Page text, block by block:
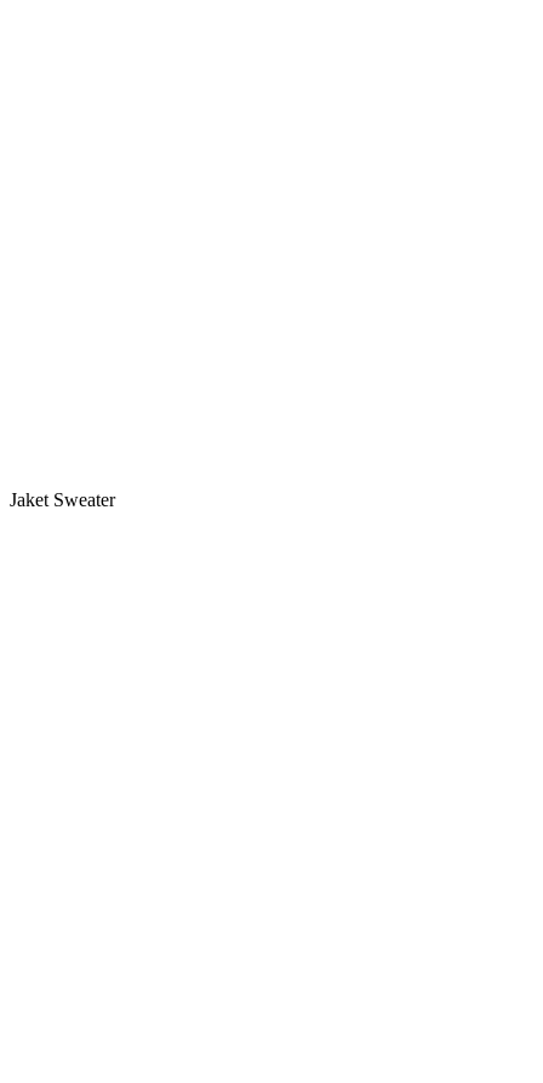
Jaket Sweater